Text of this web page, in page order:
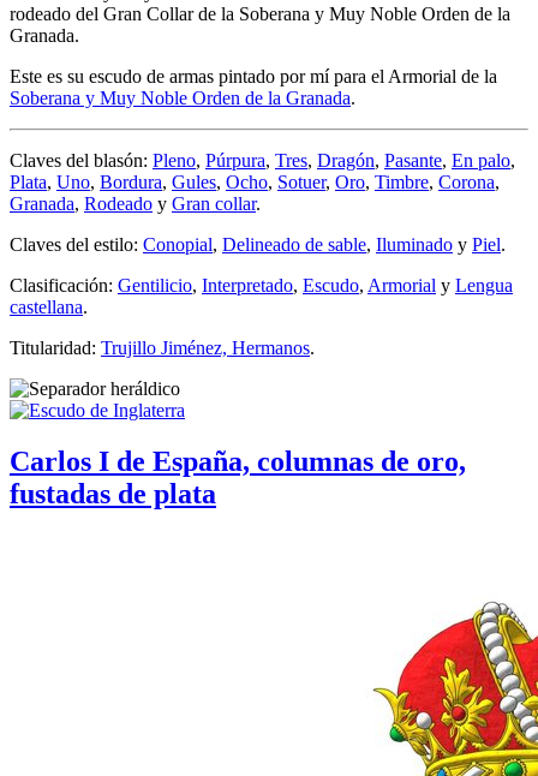
rodeado del Gran Collar de la Soberana y Muy Noble Orden de la
Granada.
Este es su escudo de armas pintado por mí para el Armorial de la
Soberana y Muy Noble Orden de la Granada.
Claves del blasón: Pleno, Púrpura, Tres, Dragón, Pasante, En palo,
Plata, Uno, Bordura, Gules, Ocho, Sotuer, Oro, Timbre, Corona,
Granada, Rodeado y Gran collar.
Claves del estilo: Conopial, Delineado de sable, Iluminado y Piel.
Clasificación: Gentilicio, Interpretado, Escudo, Armorial y Lengua
castellana.
Titularidad: Trujillo Jiménez, Hermanos.
Carlos I de España, columnas de oro,
fustadas de plata